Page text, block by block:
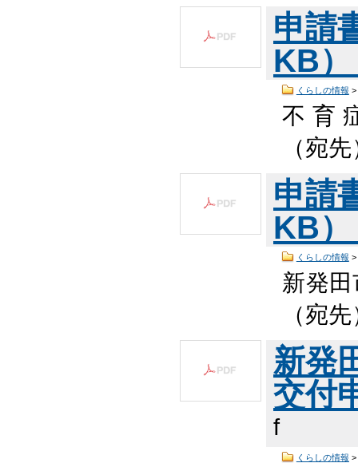
申請
KB
くらしの情報 >
不 育
（宛
申請
KB
くらしの情報 >
新発
（宛
新発
交付
f
くらしの情報 >